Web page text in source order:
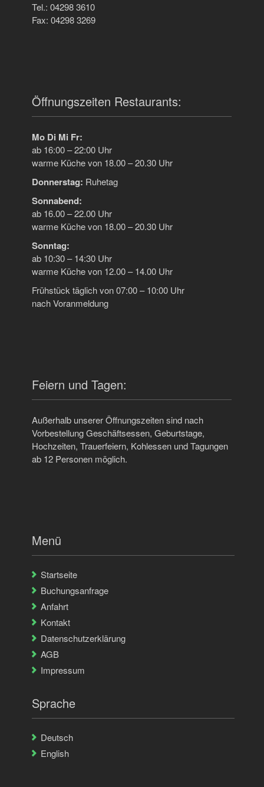
Tel.: 04298 3610
Fax: 04298 3269
Öffnungszeiten Restaurants:
Mo Di Mi Fr:
ab 16:00 – 22:00 Uhr
warme Küche von 18.00 – 20.30 Uhr
Donnerstag: Ruhetag
Sonnabend:
ab 16.00 – 22.00 Uhr
warme Küche von 18.00 – 20.30 Uhr
Sonntag:
ab 10:30 – 14:30 Uhr
warme Küche von 12.00 – 14.00 Uhr
Frühstück täglich von 07:00 – 10:00 Uhr
nach Voranmeldung
Feiern und Tagen:
Außerhalb unserer Öffnungszeiten sind nach
Vorbestellung Geschäftsessen, Geburtstage,
Hochzeiten, Trauerfeiern, Kohlessen und Tagungen
ab 12 Personen möglich.
Menü
Startseite
Buchungsanfrage
Anfahrt
Kontakt
Datenschutzerklärung
AGB
Impressum
Sprache
Deutsch
English